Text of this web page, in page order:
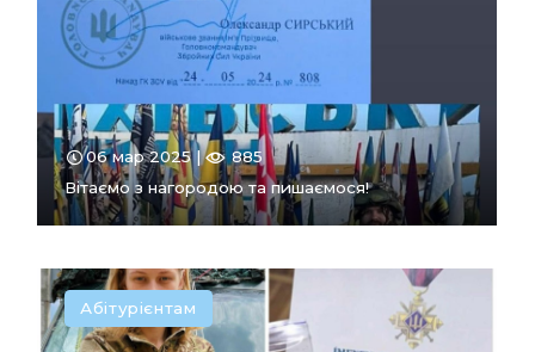
ПЕРЕЙТИВ РОЗДІЛ
06 мар 2025 |
885
Вітаємо з нагородою та пишаємося!
ПЕРЕЙТИВ РОЗДІЛ
Абітурієнтам